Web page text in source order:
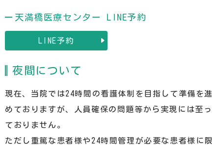
天満橋医療センター LINE予約
LINE予約
夜間について
現在、当院では24時間の看護体制を目指して準備を進
めておりますが、人員確保の問題等から実現には至っ
ておりません。
ただし重篤な患者様や24時間管理が必要な患者様に限